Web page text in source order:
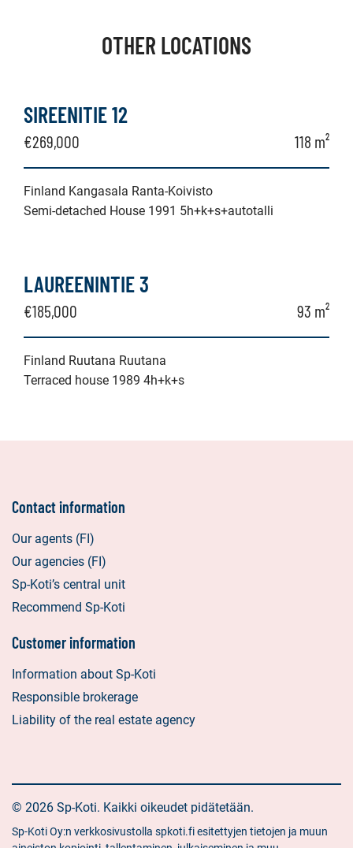
OTHER LOCATIONS
SIREENITIE 12
€269,000 118 m²
Finland Kangasala Ranta-Koivisto
Semi-detached House 1991 5h+k+s+autotalli
LAUREENINTIE 3
€185,000 93 m²
Finland Ruutana Ruutana
Terraced house 1989 4h+k+s
Contact information
Our agents (FI)
Our agencies (FI)
Sp-Koti’s central unit
Recommend Sp-Koti
Customer information
Information about Sp-Koti
Responsible brokerage
Liability of the real estate agency
© 2026 Sp-Koti. Kaikki oikeudet pidätetään.
Sp-Koti Oy:n verkkosivustolla spkoti.fi esitettyjen tietojen ja muun